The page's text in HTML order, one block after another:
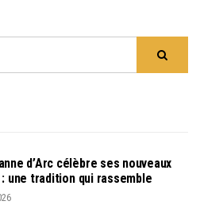
d’Arc célèbre ses nouveaux
une tradition qui rassemble